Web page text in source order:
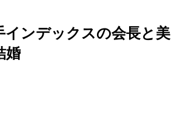
インデックスの会長と美
婚